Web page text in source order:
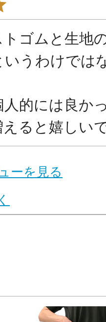
ゴムと生地
いうわけでは
的には良か
えると嬉しい
ーを見る